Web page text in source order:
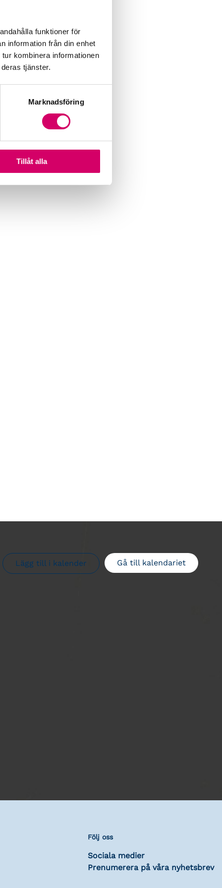
funktioner för
information från din enhet
kombinera informationen
tjänster.
Marknadsföring
Tillåt alla
Gå till kalendariet
Lägg till i kalender
Följ oss
Sociala medier
Prenumerera på våra nyhetsbrev